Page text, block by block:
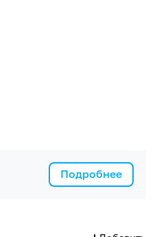
Подробнее